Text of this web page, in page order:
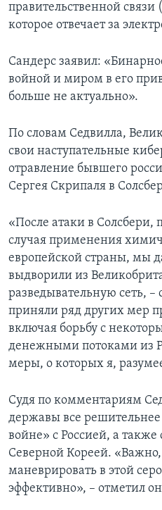
правительственной связи
которое отвечает за
Сандерс заявил:
войной и миром в его
больше не актуально».
По словам Седвилла,
свои наступательные
отравление бывшего
Сергея Скрипаля в
«После атаки в Солсбери,
случая применения
европейской страны, мы
выдворили из
разведывательную сеть,
приняли ряд других мер
включая борьбу с
денежными потоками из
меры, о которых я,
Судя по комментариям
державы все решительнее
войне» с Россией, а
Северной Кореей.
маневрировать в этой
эффективно», – отметил